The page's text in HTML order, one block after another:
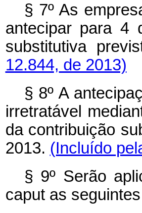
§ 7º As
antecipar para 4
substitutiva
12.844, de 2013)
§ 8º A
irretratável
da contribuição
2013. (Incluído
§ 9º Serão
caput as